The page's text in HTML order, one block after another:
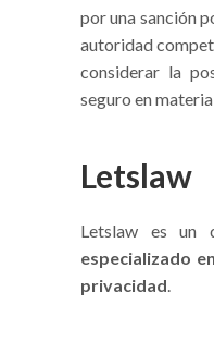
por una sanción
autoridad
considerar la
seguro en
Letslaw
Letslaw es un
especializado
privacidad.